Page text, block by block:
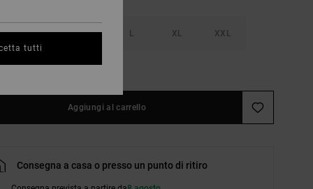
S M L XL XXL
la guida alle taglie
Aggiungi al carrello
Consegna a casa o presso un punto di ritiro
tutti